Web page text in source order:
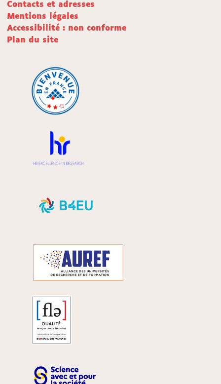
Contacts et adresses
Mentions légales
Accessibilité : non conforme
Plan du site